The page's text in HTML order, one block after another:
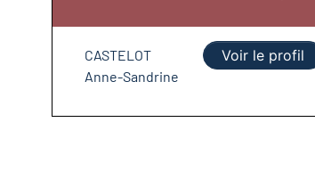
CASTELOT
Anne-Sandrine
Voir le profil